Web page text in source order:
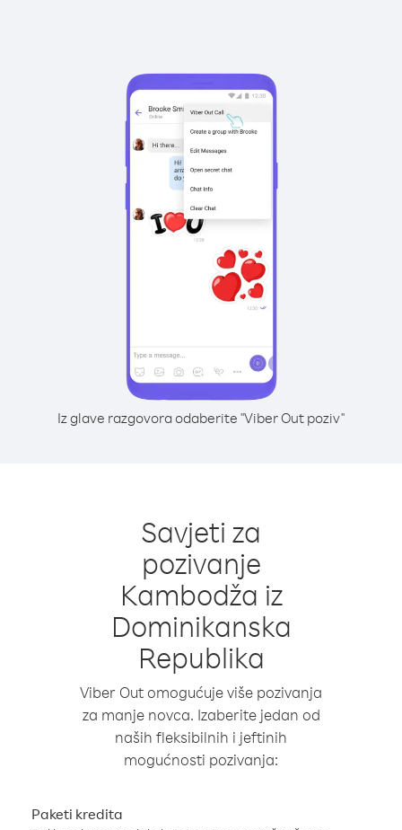
Iz glave razgovora odaberite "Viber Out poziv"
Savjeti za
pozivanje
Kambodža iz
Dominikanska
Republika
Viber Out omogućuje više pozivanja
za manje novca. Izaberite jedan od
naših fleksibilnih i jeftinih
mogućnosti pozivanja:
Paketi kredita